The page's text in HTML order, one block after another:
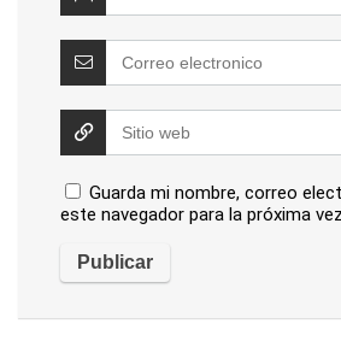
Guarda mi nombre, correo
este navegador para la próxima